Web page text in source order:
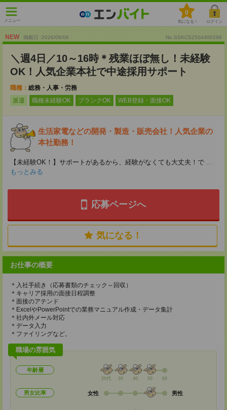
メニュー
0
気になる！ ログイン
NEW 掲載日 :2026/08/06 No.SSKCS2504400296
＼週4日／10～16時＊残業ほぼ無し！未経験
OK！人気企業本社で中途採用サポート
職種： 総務・人事・労務
派遣
職種未経験OK ブランクOK WEB登録・面接OK
生活家電などの開発・製造・販売会社！人気企業の
本社勤務！
【未経験OK！】サポートがあるから、経験がなくても大丈夫！で ...
もっとみる
応募ページへ
気になる！
お仕事の概要
＊入社手続き（応募書類のチェック～回収）
＊キャリア採用の面接日程調整
＊面接のアテンド
＊ExcelやPowerPointでの業務マニュアル作成・データ集計
＊社内外メール対応
＊データ入力
＊ファイリングなど。
職場の雰囲気
年齢層
20代 30 40 50 60
男女比率 女性 男性